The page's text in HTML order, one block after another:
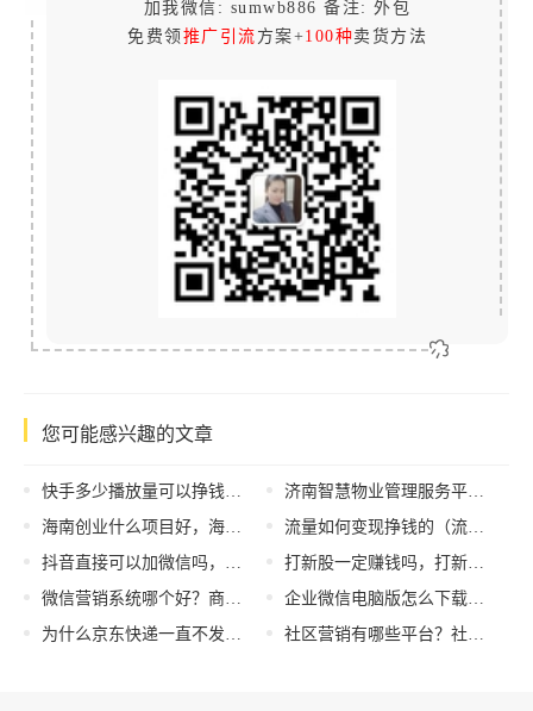
加我微信: sumwb886 备注: 外包
免费领 推广引流 方案+100种卖货方法
您可能感兴趣的文章
快手多少播放量可以挣钱，快手如何获取播放量？
海南创业什么项目好，海南创业项目选择？
抖音直接可以加微信吗，抖音直接可以加微信吗怎么加？
微信营销系统哪个好？商梦微信营销系统怎么样？
为什么京东快递一直不发货，为什么京东快递不动了？
济南智慧物业管理服务平台（鸢都智慧物业管理服务平台）
流量如何变现挣钱的（流量变现怎么变现）
打新股一定赚钱吗，打新股的风险与收益？
企业微信电脑版怎么下载，企业微信pc版下载？
社区营销有哪些平台？社区能开展哪些网络营销推广？